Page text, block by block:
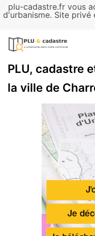
plu-cadastre.fr vous
d'urbanisme. Site
Aller
contenu
PLU, cadastre
la ville de